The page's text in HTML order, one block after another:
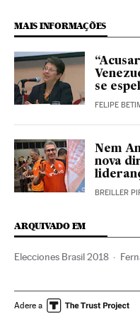
MAIS INFORMAÇÕES
se
FELIPE
Nem
nova
BREILLER
ARQUIVADO EM
Elecciones Brasil 2018
Jair Bolsonaro Dilma
Adere a